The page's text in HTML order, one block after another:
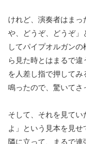
けれど、演奏者はま
や、どうぞ、どうぞ」
してパイプオルガン
ら見た時とはまるで
を人差し指で押して
鳴ったので、驚いてさ
そして、それを見て
よ」という見本を見
隣に立って、まるで